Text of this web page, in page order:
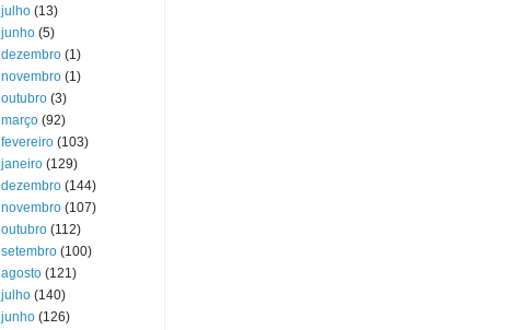
julho (13)
junho (5)
dezembro (1)
novembro (1)
outubro (3)
março (92)
fevereiro (103)
janeiro (129)
dezembro (144)
novembro (107)
outubro (112)
setembro (100)
agosto (121)
julho (140)
junho (126)